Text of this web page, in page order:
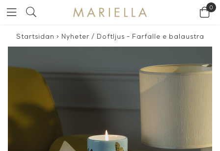
0
Startsidan > Nyheter/ Doftljus - Farfalle e balaustra